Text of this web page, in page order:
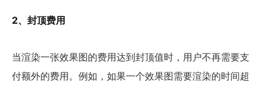
2、封顶费用
当渲染一张效果图的费用达到封顶值时，用户不再需要支
付额外的费用。例如，如果一个效果图需要渲染的时间超